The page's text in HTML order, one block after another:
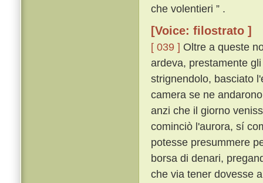
che volentieri ” .
[Voice: filostrato ]
[ 039 ] Oltre a queste
ardeva, prestamente
strignendolo, basciato
camera se ne
anzi che il giorno
cominciò l'aurora, sí
potesse presummere
borsa di denari,
che via tener dovesse